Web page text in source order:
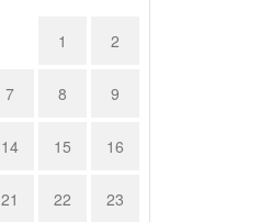
1 2
7 8 9
14 15 16
21 22 23